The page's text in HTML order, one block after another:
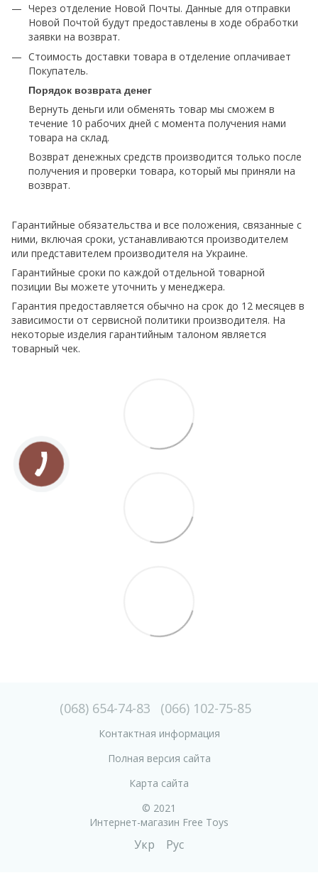
Через отделение Новой Почты. Данные для отправки
Новой Почтой будут предоставлены в ходе обработки
заявки на возврат.
Стоимость доставки товара в отделение оплачивает
Покупатель.
Порядок возврата денег
Вернуть деньги или обменять товар мы сможем в
течение 10 рабочих дней с момента получения нами
товара на склад.
Возврат денежных средств производится только после
получения и проверки товара, который мы приняли на
возврат.
Гарантийные обязательства и все положения, связанные с
ними, включая сроки, устанавливаются производителем
или представителем производителя на Украине.
Гарантийные сроки по каждой отдельной товарной
позиции Вы можете уточнить у менеджера.
Гарантия предоставляется обычно на срок до 12 месяцев в
зависимости от сервисной политики производителя. На
некоторые изделия гарантийным талоном является
товарный чек.
(068) 654-74-83 (066) 102-75-85
Контактная информация
Полная версия сайта
Карта сайта
© 2021
Интернет-магазин Free Toys
Укр Рус